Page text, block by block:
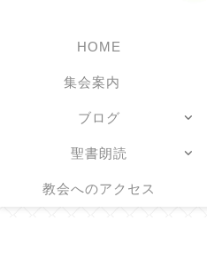
HOME
集会案内
ブログ
聖書朗読
教会へのアクセス